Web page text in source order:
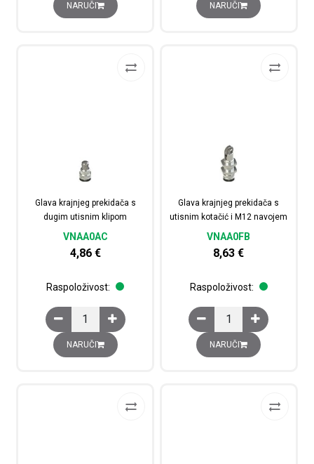
NARUČI NARUČI
Glava krajnjeg prekidača s
dugim utisnim klipom
VNAA0AC
4,86 €
Raspoloživost:
Glava krajnjeg prekidača s dugim utisnim klipom
NARUČI
Glava krajnjeg prekidača s
utisnim kotačić i M12 navojem
VNAA0FB
8,63€
Raspoloživost:
Glava krajnjeg
NARUČI